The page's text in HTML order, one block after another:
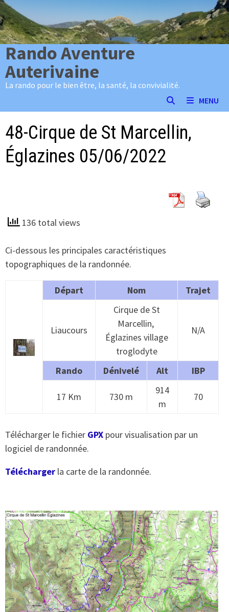
Passer
au
contenu
Rando Aventure
Auterivaine
La rando pour le bien être, la santé, la convivialité.
MENU
48-Cirque de St Marcellin,
Églazines 05/06/2022
136 total views
Ci-dessous les principales caractéristiques
topographiques de la randonnée.
Départ Nom Trajet
Liaucours
Cirque de St
Marcellin,
Églazines village
troglodyte
N/A
Rando Dénivelé Alt IBP
17 Km 730 m
914
m
70
Télécharger le fichier GPX pour visualisation par un
logiciel de randonnée.
Télécharger la carte de la randonnée.